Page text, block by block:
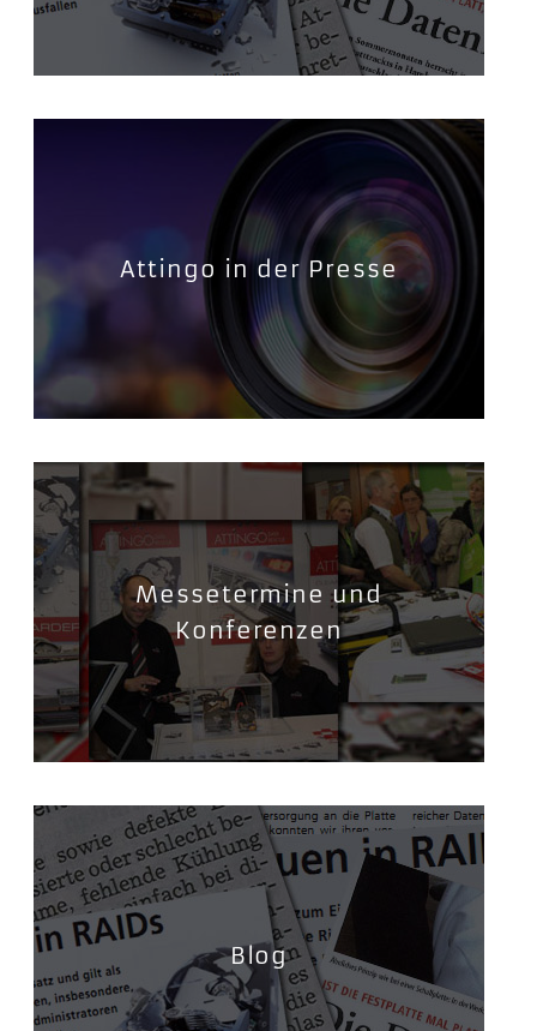
Attingo in der Presse
Messetermine und
Konferenzen
Blog